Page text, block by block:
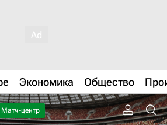
Экономика Общество
Матч-центр